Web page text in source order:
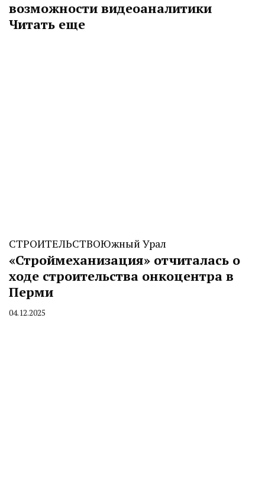
возможности видеоаналитики
Читать еще
СТРОИТЕЛЬСТВОЮжный Урал
«Строймеханизация» отчиталась о
ходе строительства онкоцентра в
Перми
By
04.12.2025